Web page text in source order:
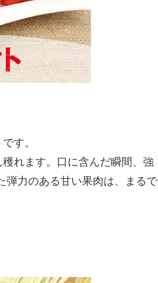
す。
れます。口に含んだ瞬間、強
弾力のある甘い果肉は、まるで